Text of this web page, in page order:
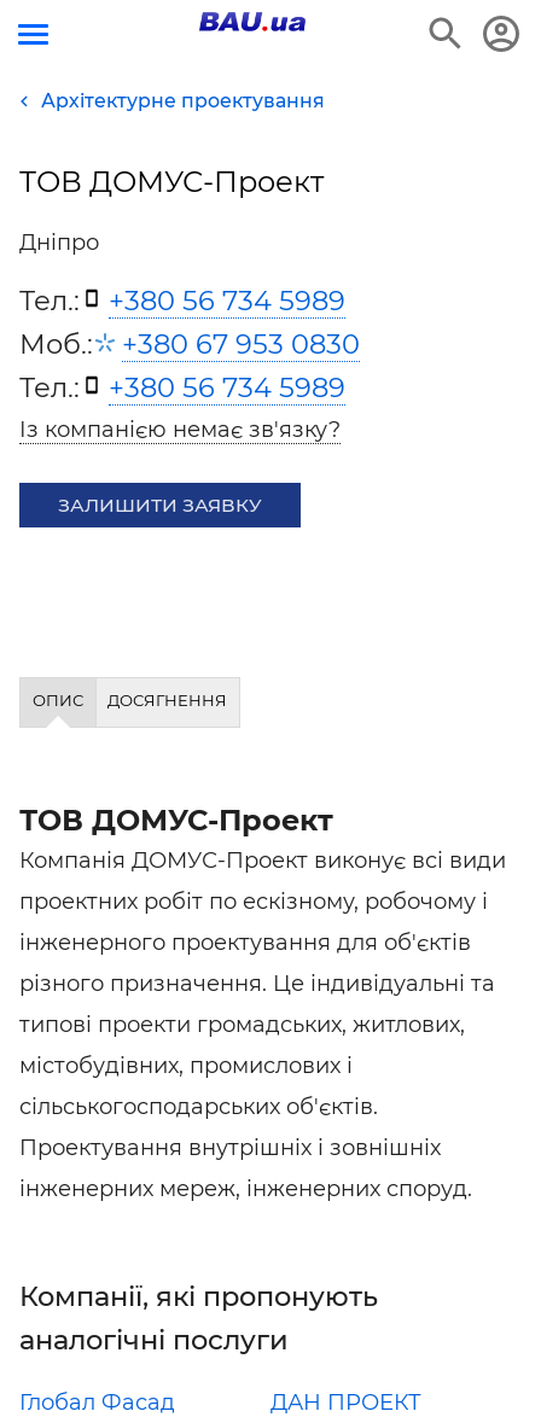
Архітектурне проектування
ТОВ ДОМУС-Проект
Дніпро
Тел.:
+380 56 734 5989
Моб.:
+380 67 953 0830
Тел.:
+380 56 734 5989
Із компанією немає зв'язку?
ЗАЛИШИТИ ЗАЯВКУ
ОПИС ДОСЯГНЕННЯ
ТОВ ДОМУС-Проект
Компанія ДОМУС-Проект виконує всі види
проектних робіт по ескізному, робочому і
інженерного проектування для об'єктів
різного призначення. Це індивідуальні та
типові проекти громадських, житлових,
містобудівних, промислових і
сільськогосподарських об'єктів.
Проектування внутрішніх і зовнішніх
інженерних мереж, інженерних споруд.
Компанії, які пропонують
аналогічні послуги
Глобал Фасад
ДАН ПРОЕКТ